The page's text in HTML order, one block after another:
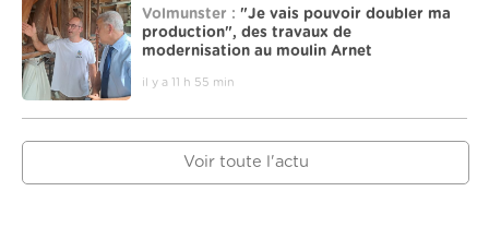
Volmunster : "Je vais pouvoir doubler ma
production", des travaux de
modernisation au moulin Arnet
il y a 11 h 55 min
Voir toute l'actu